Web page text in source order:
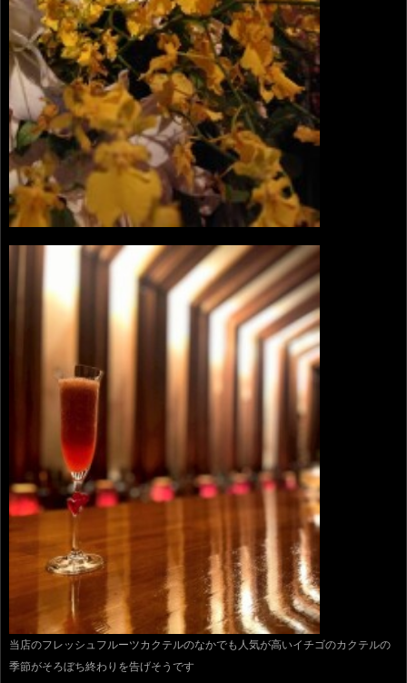
当店のフレッシュフルーツカクテルのなかでも人気が高いイチゴのカクテルの
季節がそろぼち終わりを告げそうです